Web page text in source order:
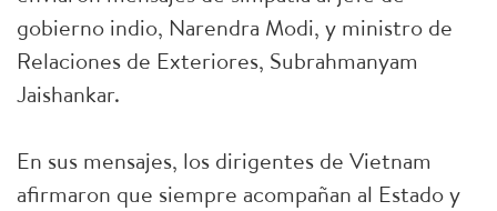
gobierno indio, Narendra Modi, y ministro de
Relaciones de Exteriores, Subrahmanyam
Jaishankar.
En sus mensajes, los dirigentes de Vietnam
afirmaron que siempre acompañan al Estado y